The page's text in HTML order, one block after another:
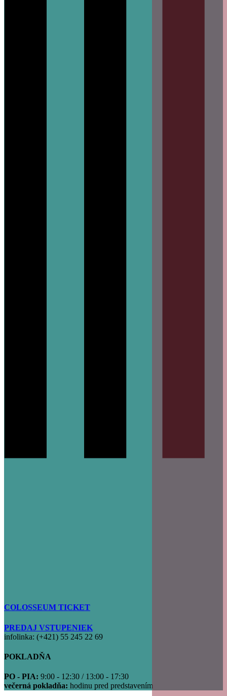
COLOSSEUM TICKET
PREDAJ VSTUPENIEK
infolinka: (+421) 55 245 22 69
POKLADŇA
PO - PIA: 9:00 - 12:30 / 13:00 - 17:30
večerná pokladňa: hodinu pred predstavením